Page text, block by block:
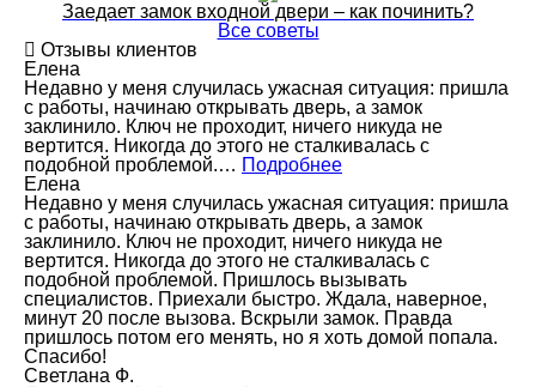
Заедает замок входной двери – как починить?
Все советы
Отзывы клиентов
Елена
Недавно у меня случилась ужасная ситуация: пришла
с работы, начинаю открывать дверь, а замок
заклинило. Ключ не проходит, ничего никуда не
вертится. Никогда до этого не сталкивалась с
подобной проблемой.… Подробнее
Елена
Недавно у меня случилась ужасная ситуация: пришла
с работы, начинаю открывать дверь, а замок
заклинило. Ключ не проходит, ничего никуда не
вертится. Никогда до этого не сталкивалась с
подобной проблемой. Пришлось вызывать
специалистов. Приехали быстро. Ждала, наверное,
минут 20 после вызова. Вскрыли замок. Правда
пришлось потом его менять, но я хоть домой попала.
Спасибо!
Светлана Ф.